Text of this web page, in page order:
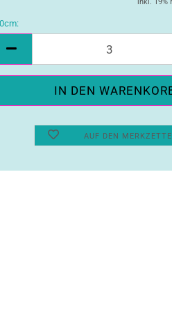
AUF DEN